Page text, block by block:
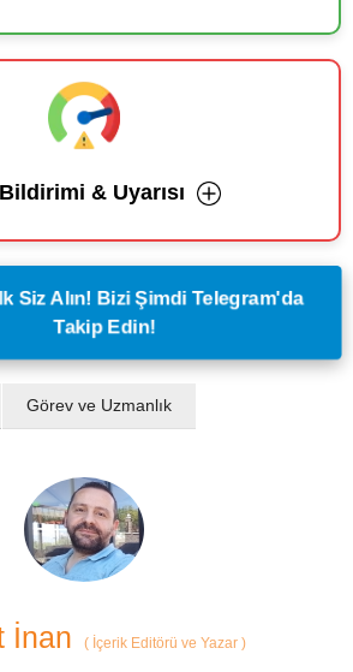
& Uyarısı
Siz Alın! Bizi Şimdi Telegram'da
Takip Edin!
Görev ve Uzmanlık
İnan ( İçerik Editörü ve Yazar )